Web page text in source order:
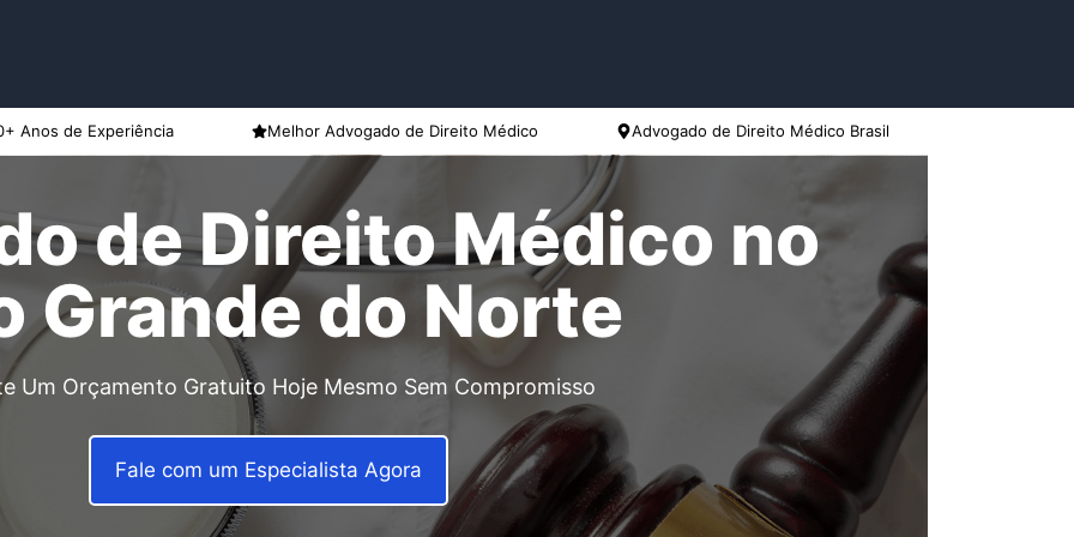
Anos de Experiência Melhor Advogado de Direito Médico Advogado de Direito Médico Brasil
de Direito Médico no
Grande do Norte
Um Orçamento Gratuito Hoje Mesmo Sem Compromisso
Fale com um Especialista Agora